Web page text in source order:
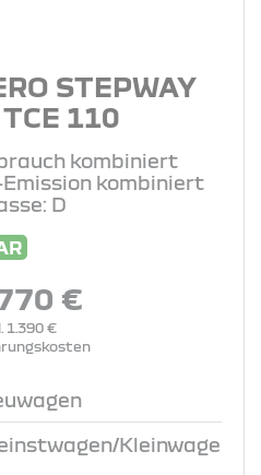
STEPWAY
110
kombiniert
kombiniert
D
€
1.390 €
Kleinwage